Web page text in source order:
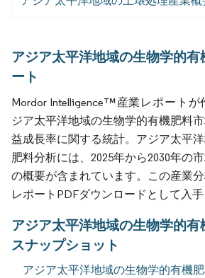
アジア太平洋地域の生物学的
ート
Mordor Intelligence™産業レポートが
ジア太平洋地域の生物学的有機肥料
益成長率に関する統計。アジア太平
肥料分析には、2025年から2030年の
の概要が含まれています。この産業
レポートPDFダウンロードとして入手
アジア太平洋地域の生物学的有
スナップショット
アジア太平洋地域の生物学的有機